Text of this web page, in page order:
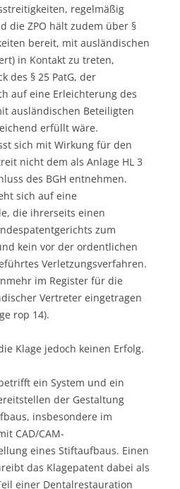
regelmäßig
die ZPO hält zudem über §
bereit, mit ausländischen
in Kontakt zu treten,
des § 25 PatG, der
auf eine Erleichterung des
ausländischen Beteiligten
erfüllt wäre.
sich mit Wirkung für den
nicht dem als Anlage HL 3
des BGH entnehmen.
sich auf eine
die ihrerseits einen
zum
kein vor der ordentlichen
Verletzungsverfahren.
im Register für die
Vertreter eingetragen
rop 14).
Klage jedoch keinen Erfolg.
ein System und ein
der Gestaltung
insbesondere im
CAD/CAM-
eines Stiftaufbaus. Einen
das Klagepatent dabei als
einer Dentalrestauration